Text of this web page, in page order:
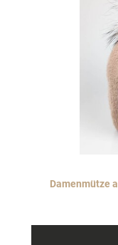
Damenmütze